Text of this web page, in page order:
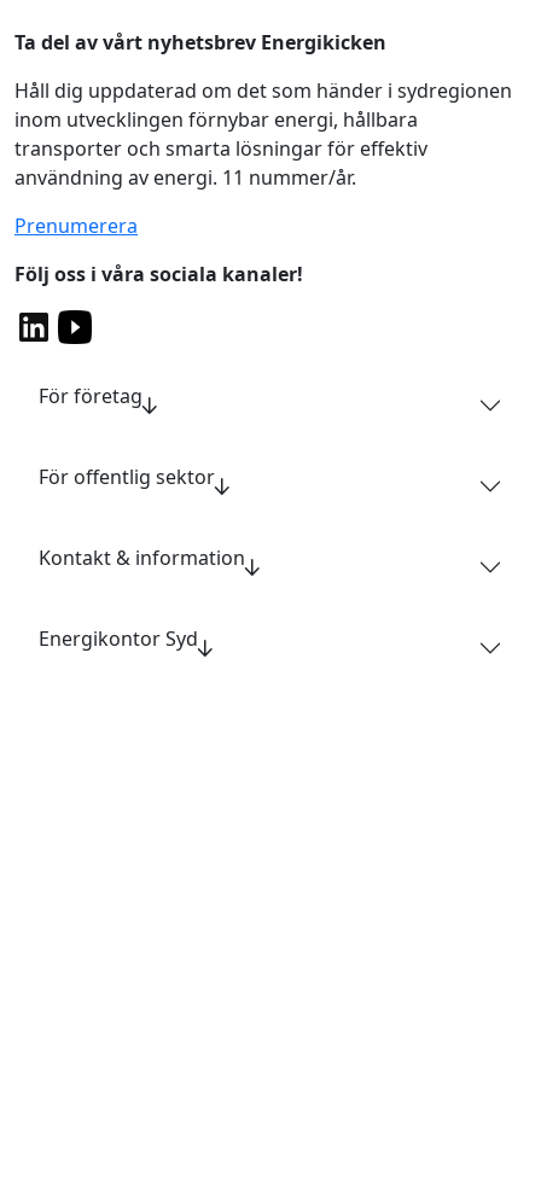
Ta del av vårt nyhetsbrev Energikicken
Håll dig uppdaterad om det som händer i sydregionen
inom utvecklingen förnybar energi, hållbara
transporter och smarta lösningar för effektiv
användning av energi. 11 nummer/år.
Prenumerera
Följ oss i våra sociala kanaler!
För företag
För offentlig sektor
Kontakt & information
Energikontor Syd